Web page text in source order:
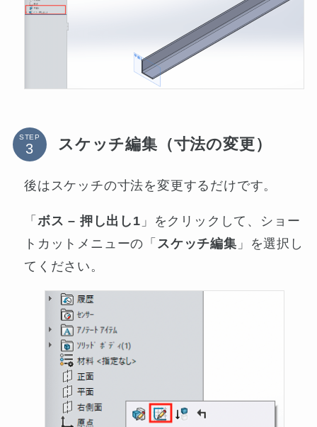
STEP スケッチ編集（寸法の変更）
後はスケッチの寸法を変更するだけです。
「 ボス – 押し出し1 」をクリックして、ショー
トカットメニューの「 スケッチ編集 」を選択し
てください。